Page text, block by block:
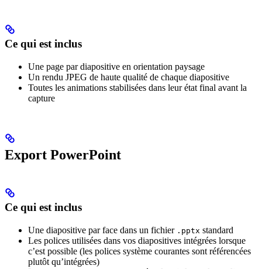
Ce qui est inclus
Une page par diapositive en orientation paysage
Un rendu JPEG de haute qualité de chaque diapositive
Toutes les animations stabilisées dans leur état final avant la
capture
Export PowerPoint
Ce qui est inclus
Une diapositive par face dans un fichier .pptx standard
Les polices utilisées dans vos diapositives intégrées lorsque
c’est possible (les polices système courantes sont référencées
plutôt qu’intégrées)